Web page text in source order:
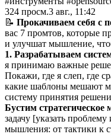
324 просм.3 авг., 11:42
📝 Прокачиваем себя с
вас 7 промтов, которые
и улучшат мышление,
1. Разрабатываем
я принимаю важные
Покажи, где я слеп, где
какие шаблоны мешают
систему принятия
Бустим
задачу [указать
мышления: от тактики к